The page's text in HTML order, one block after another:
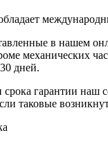
в нашем
механических
дней.
срока гарантии наш
таковые